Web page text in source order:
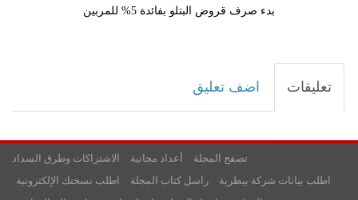
بدء صرف قروض البتلو بفائدة 5% للمربين
تعليقات اضف تعليق
الاشتراكات وطرق السداد أعداد مجانية
تصفح المجلة
اطلب نسختك الإلكترونية
راسل كتاب المجلة
اطلب بيانات شركة بيطرية